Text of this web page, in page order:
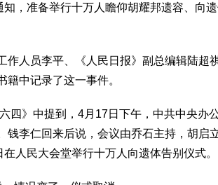
准备举行十万人瞻仰胡耀邦遗容、向遗
人员李平、《人民日报》副总编辑陆超
中记录了这一事件。
》中提到，4月17日下午，中共中央办
钱李仁回来后说，会议由乔石主持，胡启
人民大会堂举行十万人向遗体告别仪式。